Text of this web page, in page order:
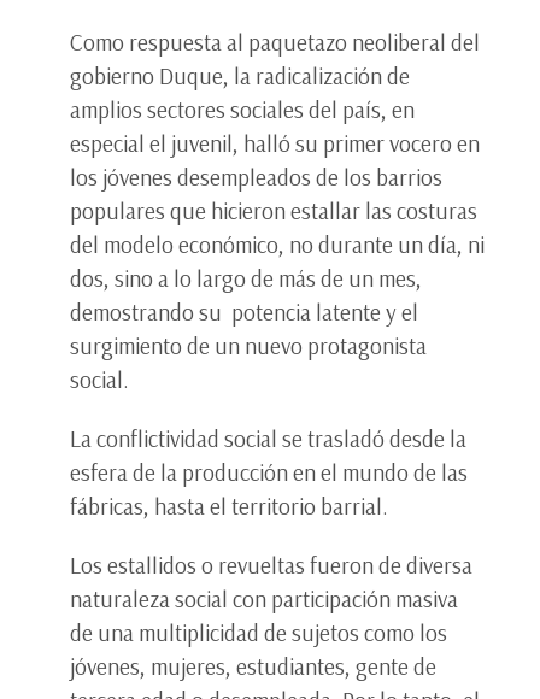
Como respuesta al paquetazo neoliberal del
gobierno Duque, la radicalización de
amplios sectores sociales del país, en
especial el juvenil, halló su primer vocero en
los jóvenes desempleados de los barrios
populares que hicieron estallar las costuras
del modelo económico, no durante un día, ni
dos, sino a lo largo de más de un mes,
demostrando su potencia latente y el
surgimiento de un nuevo protagonista
social.
La conflictividad social se trasladó desde la
esfera de la producción en el mundo de las
fábricas, hasta el territorio barrial.
Los estallidos o revueltas fueron de diversa
naturaleza social con participación masiva
de una multiplicidad de sujetos como los
jóvenes, mujeres, estudiantes, gente de